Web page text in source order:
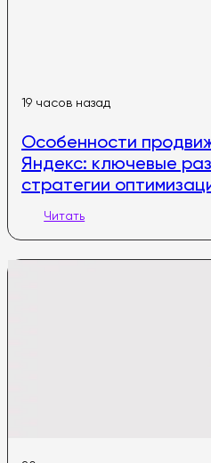
19 часов назад
Особенности
Яндекс: ключевые
стратегии
Читать